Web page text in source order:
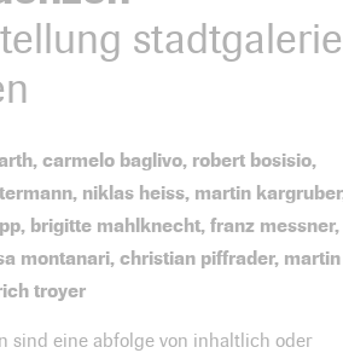
stadtgalerie
carmelo baglivo, robert bosisio,
niklas heiss, martin
brigitte mahlknecht, franz messner,
montanari, christian piffrader, martin
troyer
sind eine abfolge von inhaltlich oder